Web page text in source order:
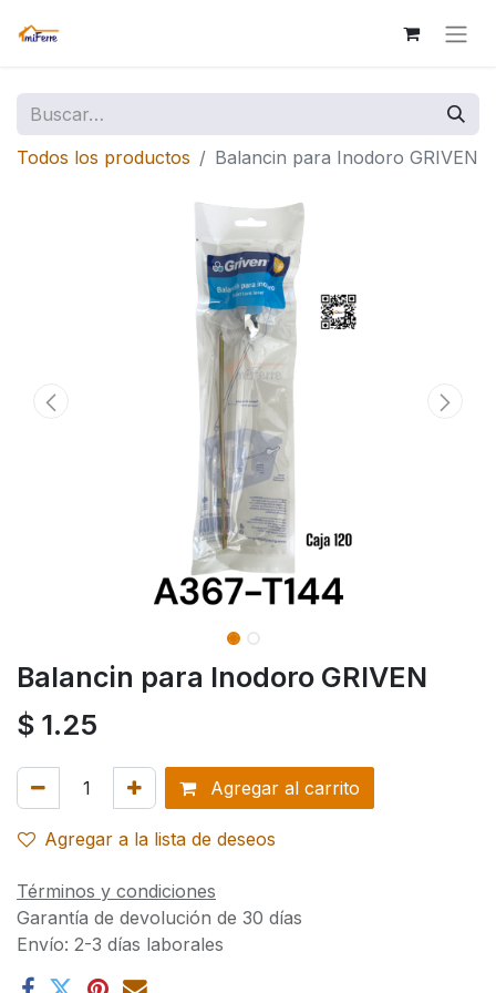
Todos los productos Balancin para Inodoro GRIVEN
Balancin para Inodoro GRIVEN
$ 1.25
Agregar al carrito
Agregar a la lista de deseos
Términos y condiciones
Garantía de devolución de 30 días
Envío: 2-3 días laborales